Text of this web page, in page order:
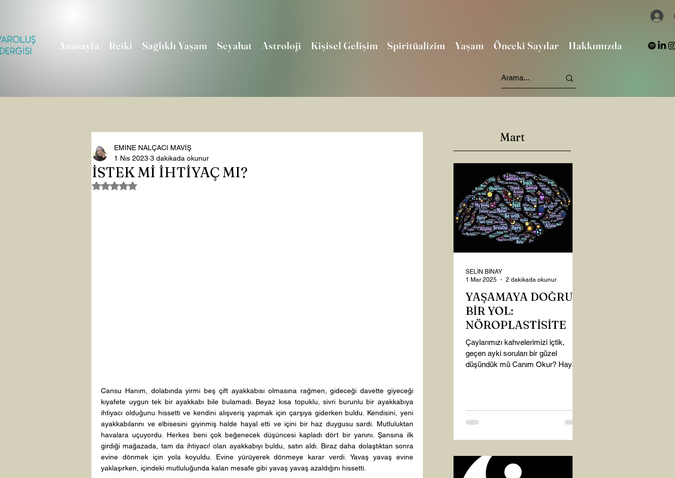
Anasayfa Reiki Sağlıklı Yaşam Seyahat Astroloji Kişisel Gelişim Spiritüalizim Yaşam Önceki Sayılar Hakkımızda
İSTEK Mİ İHTİYAÇ MI?
EMİNE NALÇACI MAVİŞ
1 Nis 2023 3 dakikada okunur
5 üzerinden NaN yıldız
Cansu Hanım, dolabında yirmi beş çift ayakkabısı olmasına rağmen, gideceği davette giyeceği
kıyafete uygun tek bir ayakkabı bile bulamadı. Beyaz kısa topuklu, sivri burunlu bir ayakkabıya
ihtiyacı olduğunu hissetti ve kendini alışveriş yapmak için çarşıya giderken buldu. Kendisini, yeni
ayakkabılarını ve elbisesini giyinmiş halde hayal etti ve içini bir haz duygusu sardı. Mutluluktan
havalara uçuyordu. Herkes beni çok beğenecek düşüncesi kapladı dört bir yanını. Şansına ilk
girdiği mağazada, tam da ihtiyacı! olan ayakkabıyı buldu, satın aldı. Biraz daha dolaştıktan sonra
evine dönmek için yola koyuldu. Evine yürüyerek dönmeye karar verdi. Yavaş yavaş evine
yaklaşırken, içindeki mutluluğunda kalan mesafe gibi yavaş yavaş azaldığını hissetti.
Mart
YAŞAMAYA DOĞRU
BİR YOL:
NÖROPLASTİSİTE
Çaylarımızı kahvelerimizi içtik,
geçen ayki soruları bir güzel
düşündük mü Canım Okur? Hayatta
SELİN BİNAY
1 Mar 2025
2 dakikada okunur